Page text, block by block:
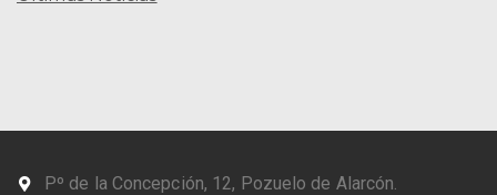
Pº de la Concepción, 12, Pozuelo de Alarcón.